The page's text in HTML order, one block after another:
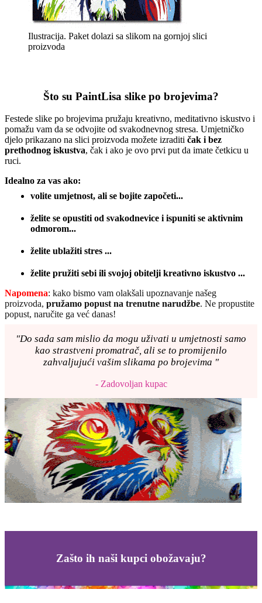
Ilustracija. Paket dolazi sa slikom na gornjoj slici
proizvoda
Što su PaintLisa slike po brojevima?
Festede slike po brojevima pružaju kreativno, meditativno iskustvo i
pomažu vam da se odvojite od svakodnevnog stresa. Umjetničko
djelo prikazano na slici proizvoda možete izraditi čak i bez
prethodnog iskustva, čak i ako je ovo prvi put da imate četkicu u
ruci.
Idealno za vas ako:
volite umjetnost, ali se bojite započeti...
želite se opustiti od svakodnevice i ispuniti se aktivnim
odmorom...
želite ublažiti stres ...
želite pružiti sebi ili svojoj obitelji kreativno iskustvo ...
Napomena: kako bismo vam olakšali upoznavanje našeg
proizvoda, pružamo popust na trenutne narudžbe. Ne propustite
popust, naručite ga već danas!
"Do sada sam mislio da mogu uživati u umjetnosti samo
kao strastveni promatrač, ali se to promijenilo
zahvaljujući vašim slikama po brojevima "
- Zadovoljan kupac
Zašto ih naši kupci obožavaju?